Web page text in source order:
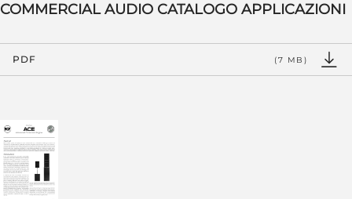
COMMERCIAL AUDIO CATALOGO APPLICAZIONI
PDF (7 MB)